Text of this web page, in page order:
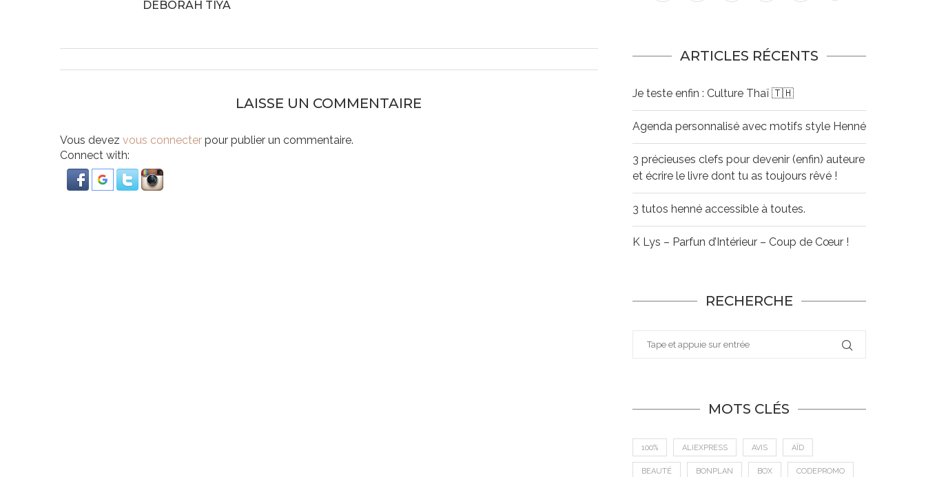
DEBORAH TIYA
LAISSE UN COMMENTAIRE
Vous devez vous connecter pour publier un commentaire.
Connect with:
ARTICLES RÉCENTS
Je teste enfin : Culture Thaï 🇹🇭
Agenda personnalisé avec motifs style Henné
3 précieuses clefs pour devenir (enfin) auteure
et écrire le livre dont tu as toujours rêvé !
3 tutos henné accessible à toutes.
K Lys – Parfun d’Intérieur – Coup de Cœur !
RECHERCHE
MOTS CLÉS
100% ALIEXPRESS AVIS AÏD
BEAUTÉ BONPLAN BOX CODEPROMO